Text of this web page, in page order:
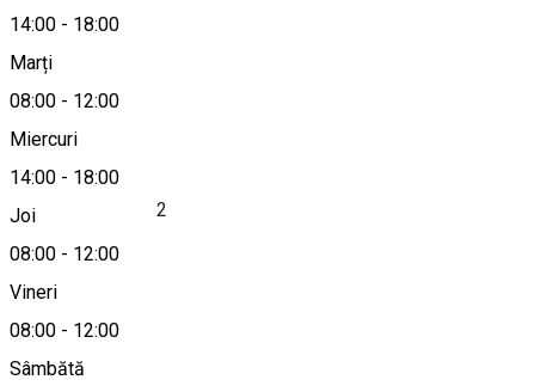
14:00 - 18:00
Marți
08:00 - 12:00
Miercuri
14:00 - 18:00
Joi
08:00 - 12:00
Vineri
08:00 - 12:00
Sâmbătă
Hartă
Despre
Farmacia Medina 2
Localitate
Valea Strâmbă